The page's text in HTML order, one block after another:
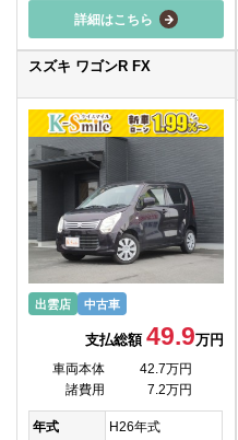
詳細はこちら
スズキ ワゴンR FX
出雲店 中古車
支払総額 49.9万円
車両本体
42.7万円
諸費用
7.2万円
年式 H26年式